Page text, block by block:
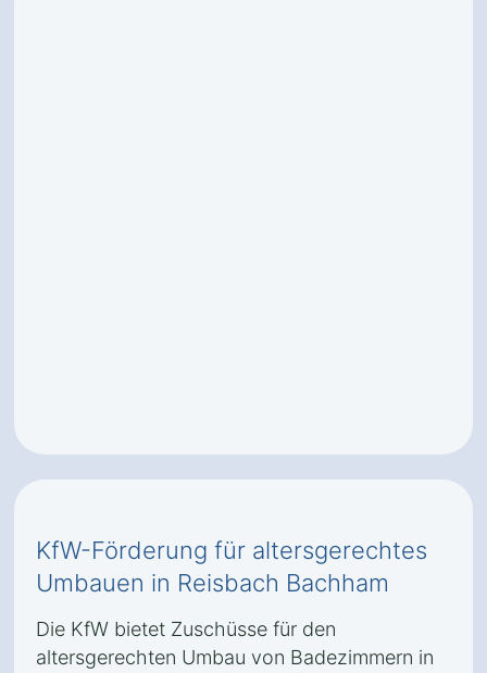
KfW-Förderung für altersgerechtes
Umbauen in Reisbach Bachham
Die KfW bietet Zuschüsse für den
altersgerechten Umbau von Badezimmern in